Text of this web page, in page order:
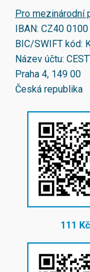
Pro mezinárodní
IBAN: CZ40
BIC/SWIFT kód:
Název účtu:
Praha 4, 149 00
Česká republika
111 Kč